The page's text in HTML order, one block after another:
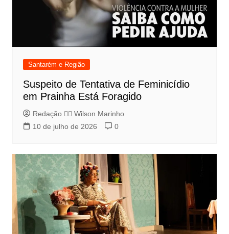
Santarém e Região
Suspeito de Tentativa de Feminicídio
em Prainha Está Foragido
Redação 👨‍⚖️​ Wilson Marinho
10 de julho de 2026
0